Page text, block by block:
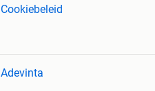
Cookiebeleid
Adevinta